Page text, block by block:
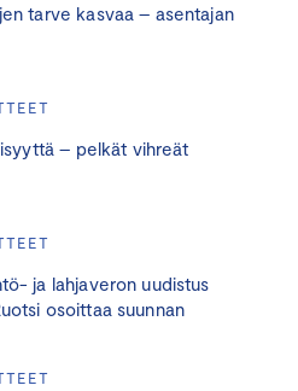
tarve kasvaa – asentajan
– pelkät vihreät
ja lahjaveron uudistus
osoittaa suunnan